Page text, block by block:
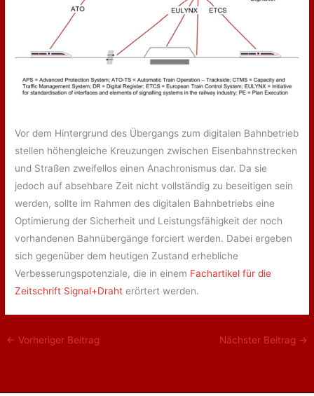
Vor dem Hintergrund des Übergangs zum digitalen Bahnbetrieb
stellen höhengleiche Kreuzungen zwischen Eisenbahnstrecken
und Straßen zweifellos einen Anachronismus dar. Da sie
jedoch auf absehbare Zeit nicht vollständig zu beseitigen sein
werden, sollte im Rahmen des digitalen Bahnbetriebs eine
Optimierung der Sicherheit und Leistungsfähigkeit der noch
vorhandenen Bahnübergänge forciert werden. Dabei ergeben
sich gegenüber dem heutigen Zustand erhebliche
Verbesserungspotenziale, die in einem Fachartikel für die
Zeitschrift Signal+Draht erörtert werden.
← Vorheriger Beitrag Nächster Beitrag →